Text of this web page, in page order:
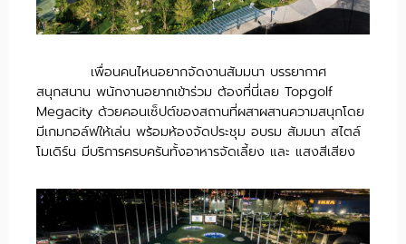
เพื่อนคนไหนอยากจัดงานสัมมนา บรรยากาศ
สนุกสนาน พนักงานอยากเข้าร่วม ต้องที่นี่เลย Topgolf
Megacity ด้วยคอนเซ็ปต์ของสถานที่ผสาผสานความสนุกโดย
มีเกมกอล์ฟให้เล่น พร้อมห้องจัดประชุม อบรม สัมมนา สไตล์
โมเดิร์น มีบริการครบครันทั้งอาหารจัดเลี้ยง และ แสงสีเสียง